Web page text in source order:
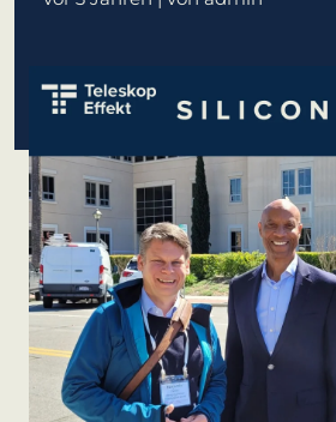
estnische Startups
in Deutschland
Neues
Betriebsmodell:
Effizienzpotenziale
heben
KundenBank2030
KundenBank2030